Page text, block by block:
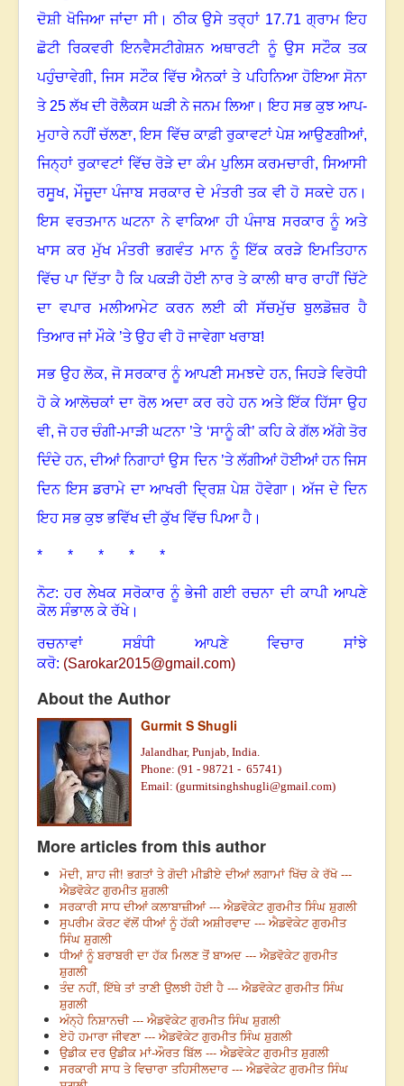
ਦੋਸ਼ੀ ਖੋਜਿਆ ਜਾਂਦਾ ਸੀ।ਠੀਕ ਉਸੇ ਤਰ੍ਹਾਂ 17.71 ਗ੍ਰਾਮ ਇਹ
ਛੋਟੀ ਰਿਕਵਰੀ ਇਨਵੈਸਟੀਗੇਸ਼ਨ ਅਥਾਰਟੀ ਨੂੰ ਉਸ ਸਟੌਕ ਤਕ
ਪਹੁੰਚਾਵੇਗੀ,ਜਿਸ ਸਟੌਕ ਵਿੱਚ ਐਨਕਾਂ ਤੇ ਪਹਿਨਿਆ ਹੋਇਆ ਸੋਨਾ
ਤੇ 25 ਲੱਖ ਦੀ ਰੋਲੈਕਸ ਘੜੀ ਨੇ ਜਨਮ ਲਿਆ।ਇਹ ਸਭ ਕੁਝ ਆਪ-
ਮੁਹਾਰੇ ਨਹੀਂ ਚੱਲਣਾ,ਇਸ ਵਿੱਚ ਕਾਫ਼ੀ ਰੁਕਾਵਟਾਂ ਪੇਸ਼ ਆਉਣਗੀਆਂ,
ਜਿਨ੍ਹਾਂ ਰੁਕਾਵਟਾਂ ਵਿੱਚ ਰੋੜੇ ਦਾ ਕੰਮ ਪੁਲਿਸ ਕਰਮਚਾਰੀ, ਸਿਆਸੀ
ਰਸੂਖ, ਮੌਜੂਦਾ ਪੰਜਾਬ ਸਰਕਾਰ ਦੇ ਮੰਤਰੀ ਤਕ ਵੀ ਹੋ ਸਕਦੇ ਹਨ।
ਇਸ ਵਰਤਮਾਨ ਘਟਨਾ ਨੇ ਵਾਕਿਆ ਹੀ ਪੰਜਾਬ ਸਰਕਾਰ ਨੂੰ ਅਤੇ
ਖਾਸ ਕਰ ਮੁੱਖ ਮੰਤਰੀ ਭਗਵੰਤ ਮਾਨ ਨੂੰ ਇੱਕ ਕਰੜੇ ਇਮਤਿਹਾਨ
ਵਿੱਚ ਪਾ ਦਿੱਤਾ ਹੈ ਕਿ ਪਕੜੀ ਹੋਈ ਨਾਰ ਤੇ ਕਾਲੀ ਥਾਰ ਰਾਹੀਂ ਚਿੱਟੇ
ਦਾ ਵਪਾਰ ਮਲੀਆਮੇਟ ਕਰਨ ਲਈ ਕੀ ਸੱਚਮੁੱਚ ਬੁਲਡੋਜ਼ਰ ਹੈ
ਤਿਆਰ ਜਾਂ ਮੌਕੇ ’ਤੇ ਉਹ ਵੀ ਹੋ ਜਾਵੇਗਾ ਖਰਾਬ!
ਸਭ ਉਹ ਲੋਕ,ਜੋ ਸਰਕਾਰ ਨੂੰ ਆਪਣੀ ਸਮਝਦੇ ਹਨ,ਜਿਹੜੇ ਵਿਰੋਧੀ
ਹੋ ਕੇ ਆਲੋਚਕਾਂ ਦਾ ਰੋਲ ਅਦਾ ਕਰ ਰਹੇ ਹਨ ਅਤੇ ਇੱਕ ਹਿੱਸਾ ਉਹ
ਵੀ,ਜੋ ਹਰ ਚੰਗੀ-ਮਾੜੀ ਘਟਨਾ ’ਤੇ ‘ਸਾਨੂੰ ਕੀ’ ਕਹਿ ਕੇ ਗੱਲ ਅੱਗੇ ਤੋਰ
ਦਿੰਦੇ ਹਨ,ਦੀਆਂ ਨਿਗਾਹਾਂ ਉਸ ਦਿਨ ’ਤੇ ਲੱਗੀਆਂ ਹੋਈਆਂ ਹਨ ਜਿਸ
ਦਿਨ ਇਸ ਡਰਾਮੇ ਦਾ ਆਖਰੀ ਦ੍ਰਿਸ਼ ਪੇਸ਼ ਹੋਵੇਗਾ। ਅੱਜ ਦੇ ਦਿਨ
ਇਹ ਸਭ ਕੁਝ ਭਵਿੱਖ ਦੀ ਕੁੱਖ ਵਿੱਚ ਪਿਆ ਹੈ ।
* * * * *
ਨੋਟ: ਹਰ ਲੇਖਕ ਸਰੋਕਾਰ ਨੂੰ ਭੇਜੀ ਗਈ ਰਚਨਾ ਦੀ ਕਾਪੀ ਆਪਣੇ
ਕੋਲ ਸੰਭਾਲ ਕੇ ਰੱਖੇ।
ਰਚਨਾਵਾਂ ਸਬੰਧੀ ਆਪਣੇ ਵਿਚਾਰ ਸਾਂਝੇ
ਕਰੋ: (Sarokar2015@gmail.com)
About the Author
Gurmit S Shugli
Jalandhar, Punjab, India.
Phone: (91 - 98721 - 65741)
Email: (gurmitsinghshugli@gmail.com)
More articles from this author
ਮੋਦੀ, ਸ਼ਾਹ ਜੀ! ਭਗਤਾਂ ਤੇ ਗੋਦੀ ਮੀਡੀਏ ਦੀਆਂ ਲਗਾਮਾਂ ਖਿੱਚ ਕੇ ਰੱਖੋ ---
ਐਡਵੋਕੇਟ ਗੁਰਮੀਤ ਸ਼ੁਗਲੀ
ਸਰਕਾਰੀ ਸਾਧ ਦੀਆਂ ਕਲਾਬਾਜ਼ੀਆਂ --- ਐਡਵੋਕੇਟ ਗੁਰਮੀਤ ਸਿੰਘ ਸ਼ੁਗਲੀ
ਸੁਪਰੀਮ ਕੋਰਟ ਵੱਲੋਂ ਧੀਆਂ ਨੂੰ ਹੱਕੀ ਅਸ਼ੀਰਵਾਦ --- ਐਡਵੋਕੇਟ ਗੁਰਮੀਤ
ਸਿੰਘ ਸ਼ੁਗਲੀ
ਧੀਆਂ ਨੂੰ ਬਰਾਬਰੀ ਦਾ ਹੱਕ ਮਿਲਣ ਤੋਂ ਬਾਅਦ --- ਐਡਵੋਕੇਟ ਗੁਰਮੀਤ
ਸ਼ੁਗਲੀ
ਤੰਦ ਨਹੀਂ, ਇੱਥੇ ਤਾਂ ਤਾਣੀ ਉਲਝੀ ਹੋਈ ਹੈ --- ਐਡਵੋਕੇਟ ਗੁਰਮੀਤ ਸਿੰਘ
ਸ਼ੁਗਲੀ
ਅੰਨ੍ਹੇ ਨਿਸ਼ਾਨਚੀ --- ਐਡਵੋਕੇਟ ਗੁਰਮੀਤ ਸਿੰਘ ਸ਼ੁਗਲੀ
ਏਹੋ ਹਮਾਰਾ ਜੀਵਣਾ --- ਐਡਵੋਕੇਟ ਗੁਰਮੀਤ ਸਿੰਘ ਸ਼ੁਗਲੀ
ਉਡੀਕ ਦਰ ਉਡੀਕ ਮਾਂ-ਔਰਤ ਬਿੱਲ --- ਐਡਵੋਕੇਟ ਗੁਰਮੀਤ ਸ਼ੁਗਲੀ
ਸਰਕਾਰੀ ਸਾਧ ਤੇ ਵਿਚਾਰਾ ਤਹਿਸੀਲਦਾਰ --- ਐਡਵੋਕੇਟ ਗੁਰਮੀਤ ਸਿੰਘ